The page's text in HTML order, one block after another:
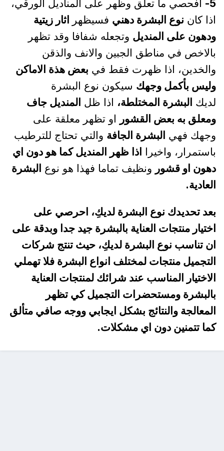
5-
افحصي ما تعلق وظهر على المناديل الورقي،
اذا كان نوع البشرة دهني فسيظهر
اثار زيتية
ودهون على المنديل وتجعله شفافا وقد تظهر
بالاخص في مناطق الجبين والانف والذقن
والخدين، اذا ظهرت فقط في
بعض هذة الاماكن
وليس بأكمل وجهك سيكون نوع البشرة
لديك
البشرة المختلطة، اذا ظل
المنديل جاف
ومعلق به بعض القشور
او تظهر معلقة على
وجهك فهي
البشرة الجافة والتي تحتاج للترطيب
باستمرار، واخيرا
اذا ظهر المنديل كما هو دون اي
دهون او قشور ونظيف تماما فهذا هو نوع
البشرة
العادية.
بعد تحديدك نوع البشرة لديكِ، احرصي على
اختيار منتجات العناية بالبشرة جيد جدا وبدقة على
ان تناسب نوع البشرة لديكِ، حيث تنتج شركات
التجميل منتجات لمختلف انواع البشرة فلا تهملي
الاختيار المناسب عند شرائك لمنتجات العناية
بالبشرة ومستحضرات التجميل كي تظهر
المعالجة والنتائج بشكل ايجابي ووجه صافي متألق
كما تتمنين دون اي مشكلات.